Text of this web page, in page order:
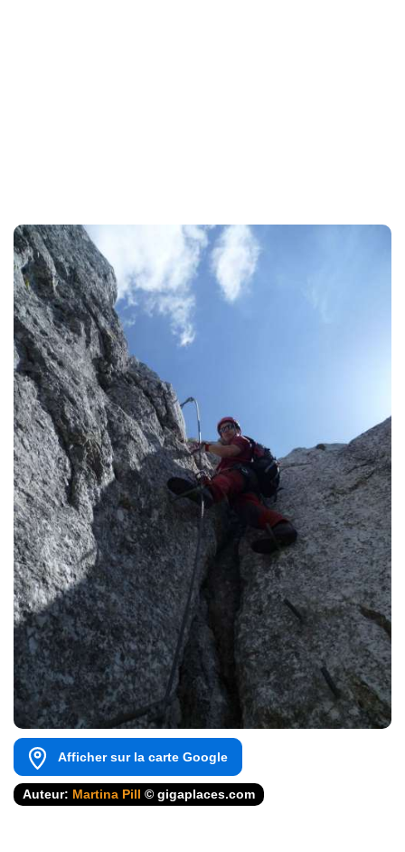
Afficher sur la carte Google
Auteur: Martina Pill © gigaplaces.com